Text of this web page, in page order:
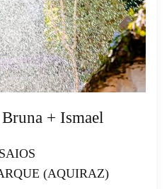
+ Ismael
(AQUIRAZ)